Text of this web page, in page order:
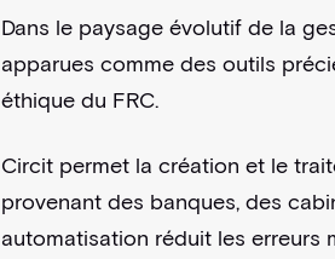
Dans le paysage évolutif de la
apparues comme des outils
éthique du FRC.
Circit permet la création et le
provenant des banques, des
automatisation réduit les erreurs